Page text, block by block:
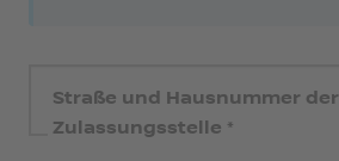
Straße und Hausnummer der
Zulassungsstelle